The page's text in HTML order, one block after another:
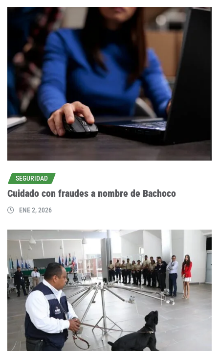
SEGURIDAD
Cuidado con fraudes a nombre de Bachoco
ENE 2, 2026